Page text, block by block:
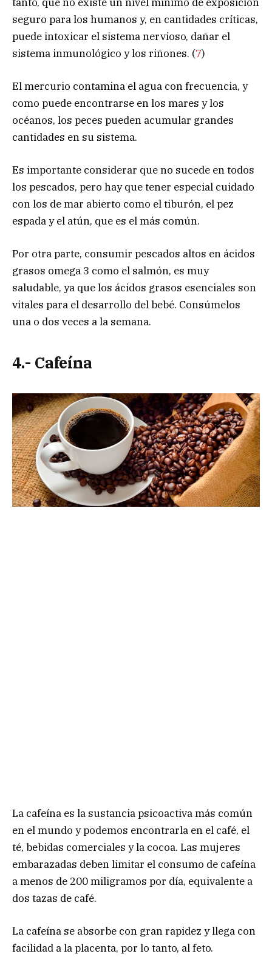
seguro para los humanos y, en cantidades críticas,
puede intoxicar el sistema nervioso, dañar el
sistema inmunológico y los riñones. (7)
El mercurio contamina el agua con frecuencia, y
como puede encontrarse en los mares y los
océanos, los peces pueden acumular grandes
cantidades en su sistema.
Es importante considerar que no sucede en todos
los pescados, pero hay que tener especial cuidado
con los de mar abierto como el tiburón, el pez
espada y el atún, que es el más común.
Por otra parte, consumir pescados altos en ácidos
grasos omega 3 como el salmón, es muy
saludable, ya que los ácidos grasos esenciales son
vitales para el desarrollo del bebé. Consúmelos
una o dos veces a la semana.
4.- Cafeína
La cafeína es la sustancia psicoactiva más común
en el mundo y podemos encontrarla en el café, el
té, bebidas comerciales y la cocoa. Las mujeres
embarazadas deben limitar el consumo de cafeína
a menos de 200 miligramos por día, equivalente a
dos tazas de café.
La cafeína se absorbe con gran rapidez y llega con
facilidad a la placenta, por lo tanto, al feto.